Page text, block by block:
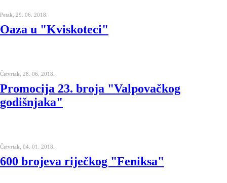
Petak, 29. 06. 2018.
Oaza u "Kviskoteci"
Četvrtak, 28. 06. 2018.
Promocija 23. broja "Valpovačkog
godišnjaka"
Četvrtak, 04. 01. 2018.
600 brojeva riječkog "Feniksa"